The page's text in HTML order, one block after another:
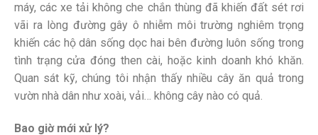
máy, các xe tải không che chắn thùng đã khiến đất sét rơi
vãi ra lòng đường gây ô nhiễm môi trường nghiêm trọng
khiến các hộ dân sống dọc hai bên đường luôn sống trong
tình trạng cửa đóng then cài, hoặc kinh doanh khó khăn.
Quan sát kỹ, chúng tôi nhận thấy nhiều cây ăn quả trong
vườn nhà dân như xoài, vải… không cây nào có quả.
Bao giờ mới xử lý?